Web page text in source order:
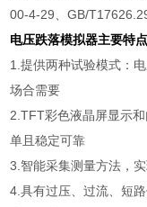
00-4-29 、GB/
电压跌落模拟器主要特点
1.提供两种试验模式：
场合需要
2.TFT彩色液晶屏显示
单且稳定可靠
3. 智能采集测量方法，
4.具有过压、过流、短